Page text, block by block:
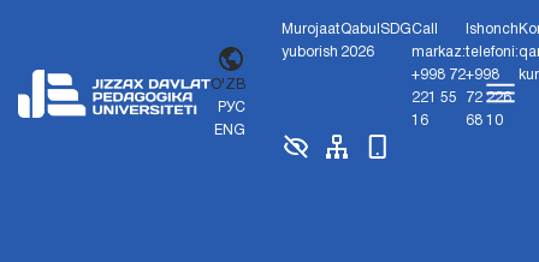
O'ZB
РУС
ENG
Murojaat
yuborish
Qabul
2026
SDGCall
markaz:
+998 72
221 55
16
Ishonch
telefoni:
+998
72 226
68 10